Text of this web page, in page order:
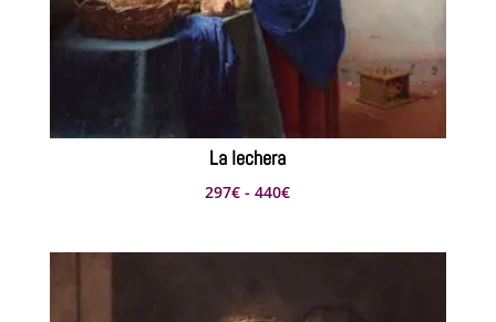
La lechera
297€ - 440€Rango
precios: